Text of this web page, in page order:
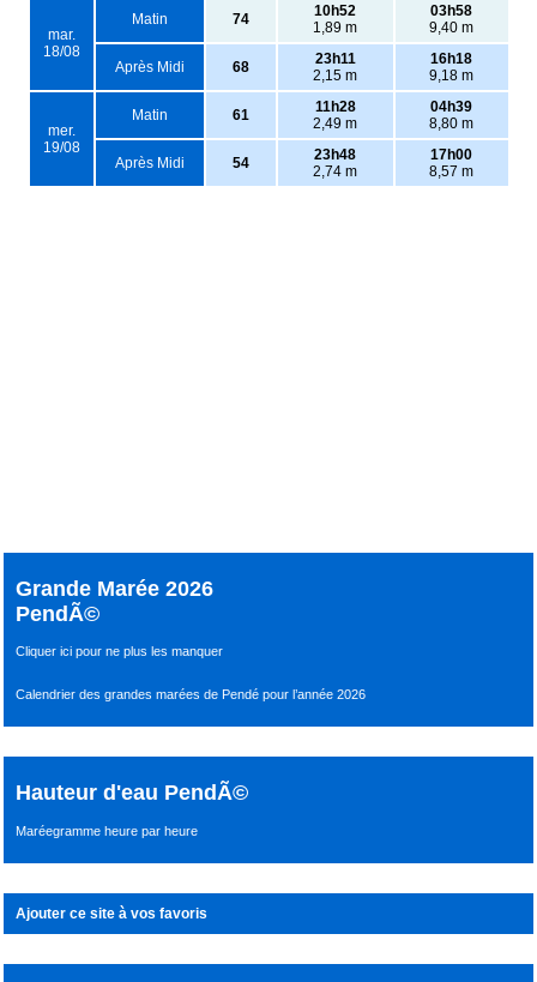
mar.
18/08
Matin 74
10h52
1,89 m
03h58
9,40 m
Après Midi 68
23h11
2,15 m
16h18
9,18 m
mer.
19/08
Matin 61
11h28
2,49 m
04h39
8,80 m
Après Midi 54
23h48
2,74 m
17h00
8,57 m
Grande Marée 2026
PendÃ©
Cliquer ici pour ne plus les manquer
Calendrier des grandes marées de Pendé pour l’année 2026
Hauteur d'eau PendÃ©
Maréegramme heure par heure
Ajouter ce site à vos favoris